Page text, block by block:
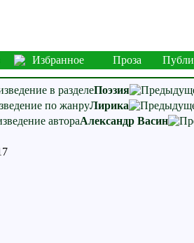
Избранное Проза
Поэзия
Лирика
Александр Васин